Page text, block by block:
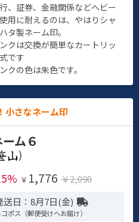
、証券、金融関係などヘビー
用に耐えるのは、やはりシャ
タ製ネーム印。
クは交換が簡単なカートリッ
です
クの色は朱色です。
小さなネーム印
ム６
)
￥ 1,776 ￥2,090
送日：8月7日(金)
ポス（郵便受けへお届け）